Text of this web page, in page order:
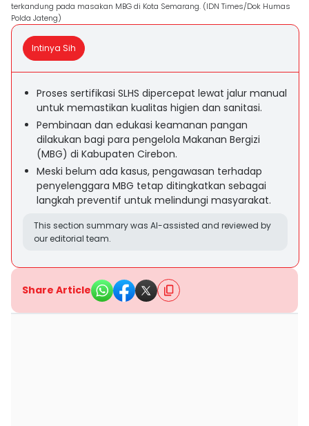
terkandung pada masakan MBG di Kota Semarang. (IDN Times/Dok Humas
Polda Jateng)
Intinya Sih
Proses sertifikasi SLHS dipercepat lewat jalur manual
untuk memastikan kualitas higien dan sanitasi.
Pembinaan dan edukasi keamanan pangan
dilakukan bagi para pengelola Makanan Bergizi
(MBG) di Kabupaten Cirebon.
Meski belum ada kasus, pengawasan terhadap
penyelenggara MBG tetap ditingkatkan sebagai
langkah preventif untuk melindungi masyarakat.
This section summary was AI-assisted and reviewed by
our editorial team.
Share Article